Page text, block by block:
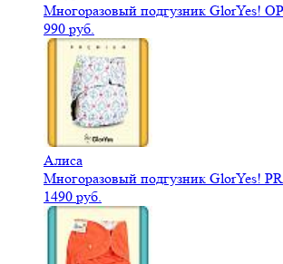
Многоразовый подгузник GlorYes!
990 руб.
Алиса
Многоразовый подгузник GlorYes!
1490 руб.